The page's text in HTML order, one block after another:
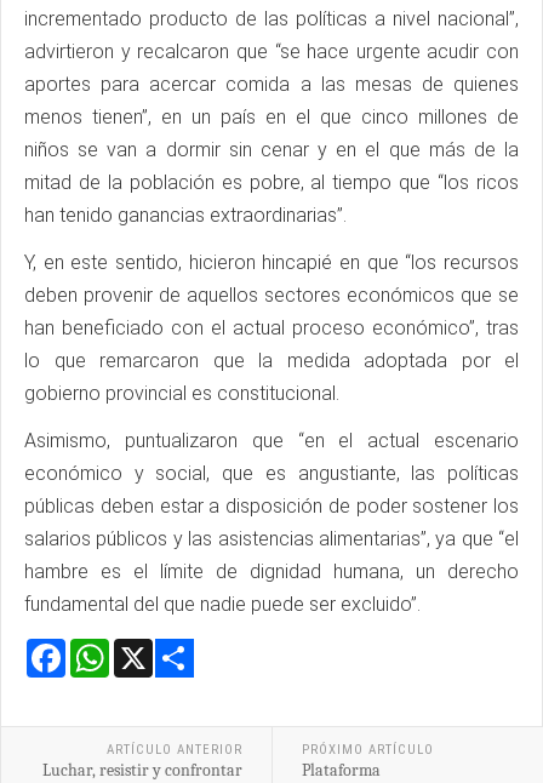
incrementado producto de las políticas a nivel nacional”,
advirtieron y recalcaron que “se hace urgente acudir con
aportes para acercar comida a las mesas de quienes
menos tienen”, en un país en el que cinco millones de
niños se van a dormir sin cenar y en el que más de la
mitad de la población es pobre, al tiempo que “los ricos
han tenido ganancias extraordinarias”.
Y, en este sentido, hicieron hincapié en que “los recursos
deben provenir de aquellos sectores económicos que se
han beneficiado con el actual proceso económico”, tras
lo que remarcaron que la medida adoptada por el
gobierno provincial es constitucional.
Asimismo, puntualizaron que “en el actual escenario
económico y social, que es angustiante, las políticas
públicas deben estar a disposición de poder sostener los
salarios públicos y las asistencias alimentarias”, ya que “el
hambre es el límite de dignidad humana, un derecho
fundamental del que nadie puede ser excluido”.
Facebook
WhatsApp
ARTÍCULO ANTERIOR
Luchar, resistir y confrontar
PRÓXIMO ARTÍCULO
Plataforma